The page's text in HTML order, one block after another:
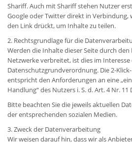
Shariff. Auch mit Shariff stehen Nutzer
Google oder Twitter direkt in Verbindung,
den Link drückt, um Inhalte zu teilen.
2. Rechtsgrundlage für die
Werden die Inhalte dieser Seite durch
Netzwerke verbreitet, ist dies im
Datenschutzgrundverordnung. Die 2-
entspricht den Anforderungen an eine
Handlung“ des Nutzers i. S. d. Art. 4 Nr. 11
Bitte beachten Sie die jeweils aktuellen
der entsprechenden sozialen Medien.
3. Zweck der Datenverarbeitung
Wir weisen darauf hin, dass wir als